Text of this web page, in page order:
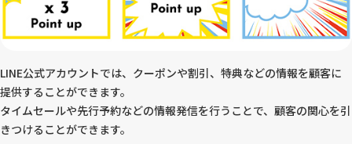
LINE公式アカウントでは、クーポンや割引、特典などの情報を顧客に
提供することができます。
タイムセールや先行予約などの情報発信を行うことで、顧客の関心を引
きつけることができます。